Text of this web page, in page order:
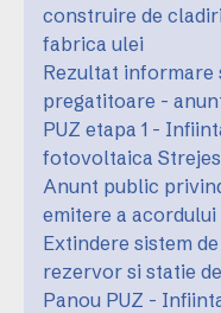
construire de
fabrica ulei
Rezultat informare
pregatitoare -
PUZ etapa 1 -
fotovoltaica
Anunt public
emitere a
Extindere sistem
rezervor si statie
Panou PUZ -